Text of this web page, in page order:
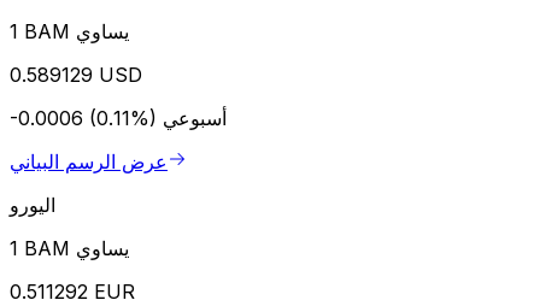
1 BAM يساوي
0.589129 USD
-0.0006 (0.11%) أسبوعي
عرض الرسم البياني
اليورو
1 BAM يساوي
0.511292 EUR